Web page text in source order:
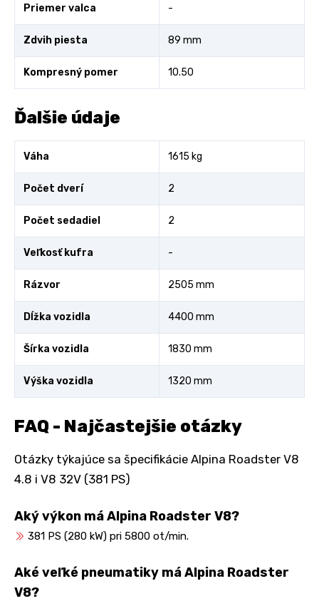
Priemer valca -
Zdvih piesta 89 mm
Kompresný pomer 10.50
Ďalšie údaje
Váha 1615 kg
Počet dverí 2
Počet sedadiel 2
Veľkosť kufra -
Rázvor 2505 mm
Dĺžka vozidla 4400 mm
Šírka vozidla 1830 mm
Výška vozidla 1320 mm
FAQ - Najčastejšie otázky
Otázky týkajúce sa špecifikácie Alpina Roadster V8
4.8 i V8 32V (381 PS)
Aký výkon má Alpina Roadster V8?
381 PS (280 kW) pri 5800 ot/min.
Aké veľké pneumatiky má Alpina Roadster
V8?